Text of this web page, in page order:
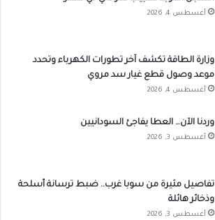
أغسطس 4, 2026
وزارة الطاقة تكشف آخر تطورات الكهرباء وتحدد
موعد وصول قطع غيار سد مروي
أغسطس 4, 2026
وردنا الآن… العطا يفاجئ السودانيين
أغسطس 3, 2026
تفاصيل مثيرة من سوبا غرب.. ضبط ترسانة أسلحة
وذخائر هائلة
أغسطس 3, 2026